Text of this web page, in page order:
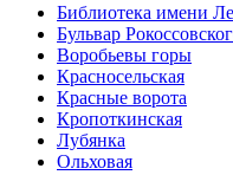
Библиотека имени
Бульвар
Воробьевы горы
Красно­сельская
Красные ворота
Кропоткинс­кая
Лубянка
Ольховая